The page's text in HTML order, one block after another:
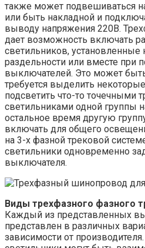
также может подвешиваться
или быть накладной и
выводу напряжения 220В.
дает возможность включать
светильников, установленные
раздельности или вместе при
выключателей. Это может
требуется выделить
подсветить что-то точечными
светильниками одной группы
остальное время другую
включать для общего
на 3-х фазной трековой
светильники одновременно
выключателя.
Виды трехфазного фазного
Каждый из представленных
представлен в различных
зависимости от